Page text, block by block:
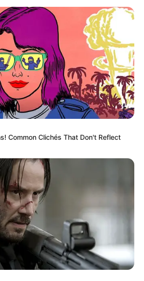
Common Clichés That Don't Reflect